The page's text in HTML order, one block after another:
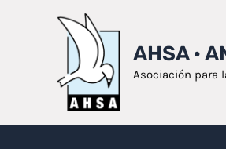
AHSA ·
Asociación para